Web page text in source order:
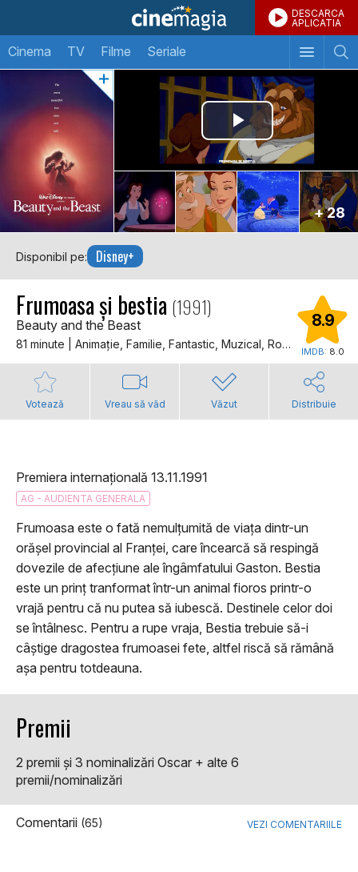
DESCARCA
APLICATIA
Cinema TV Filme Seriale
+ 28
Disponibil pe: Disney+
Frumoasa și bestia (1991)
Beauty and the Beast
81 minute | Animaţie, Familie, Fantastic, Muzical, Romantic, Dragoste
8.9
IMDB: 8.0
Votează Vreau să văd Văzut Distribuie
Premiera internațională 13.11.1991
AG - AUDIENTA GENERALA
Frumoasa este o fată nemulțumită de viața dintr-un
orășel provincial al Franței, care încearcă să respingă
dovezile de afecțiune ale îngâmfatului Gaston. Bestia
este un prinț tranformat într-un animal fioros printr-o
vrajă pentru că nu putea să iubescă. Destinele celor doi
se întâlnesc. Pentru a rupe vraja, Bestia trebuie să-i
câștige dragostea frumoasei fete, altfel riscă să rămână
așa pentru totdeauna.
Premii
2 premii şi 3 nominalizări Oscar + alte 6
premii/nominalizări
Comentarii (65) VEZI COMENTARIILE